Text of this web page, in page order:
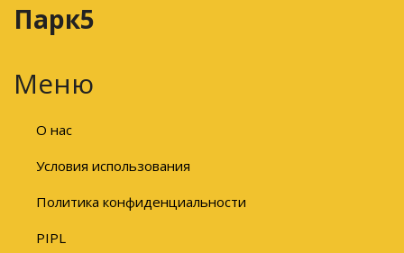
Парк5
Меню
О нас
Условия использования
Политика конфиденциальности
PIPL